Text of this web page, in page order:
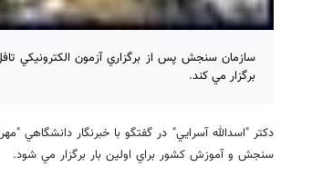
سازمان سنجش پس از برگزاري آزمون الكترونيكي
برگزار مي كند.
سنجش و آموزش كشور براي اولين بار برگزار مي شود.